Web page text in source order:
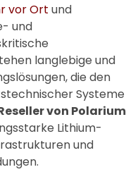
vor Ort und
und
langlebige und
die den
Systeme
von Polarium
Lithium-
und